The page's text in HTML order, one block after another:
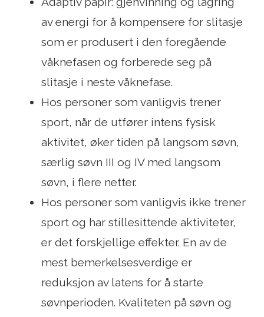
av energi for å kompensere for slitasje
som er produsert i den foregående
våknefasen og forberede seg på
slitasje i neste våknefase.
Hos personer som vanligvis trener
sport, når de utfører intens fysisk
aktivitet, øker tiden på langsom søvn,
særlig søvn III og IV med langsom
søvn, i flere netter.
Hos personer som vanligvis ikke trener
sport og har stillesittende aktiviteter,
er det forskjellige effekter. En av de
mest bemerkelsesverdige er
reduksjon av latens for å starte
søvnperioden. Kvaliteten på søvn og